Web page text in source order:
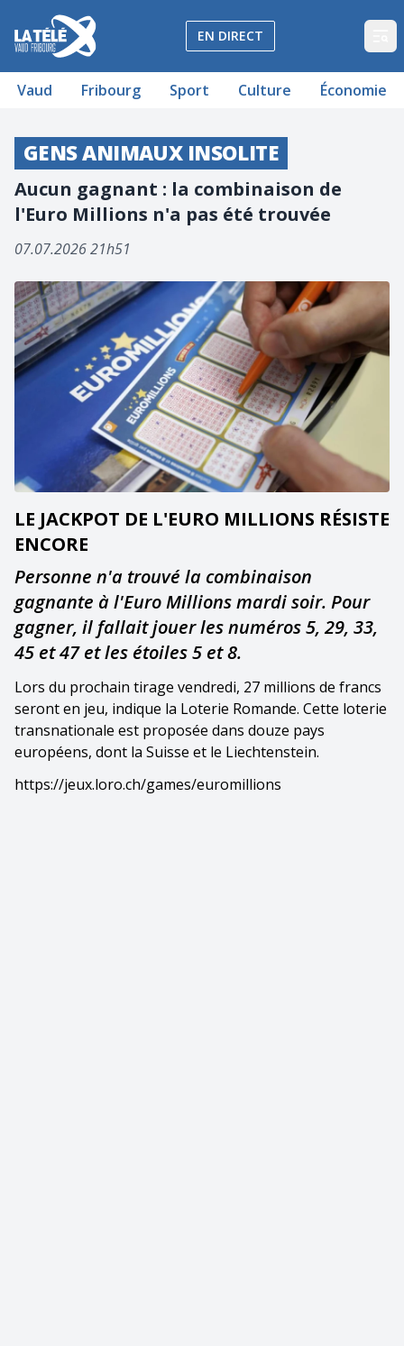
La Télé - Télévision régionale Vaud et Fribourg
EN DIRECT
Vaud Fribourg Sport Culture Économie
GENS ANIMAUX INSOLITE
Aucun gagnant : la combinaison de
l'Euro Millions n'a pas été trouvée
07.07.2026 21h51
LE JACKPOT DE L'EURO MILLIONS RÉSISTE
ENCORE
Personne n'a trouvé la combinaison
gagnante à l'Euro Millions mardi soir. Pour
gagner, il fallait jouer les numéros 5, 29, 33,
45 et 47 et les étoiles 5 et 8.
Lors du prochain tirage vendredi, 27 millions de francs
seront en jeu, indique la Loterie Romande. Cette loterie
transnationale est proposée dans douze pays
européens, dont la Suisse et le Liechtenstein.
https://jeux.loro.ch/games/euromillions